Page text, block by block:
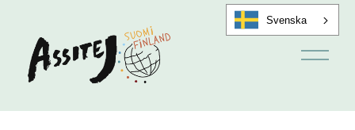
Ö
p
Svenska